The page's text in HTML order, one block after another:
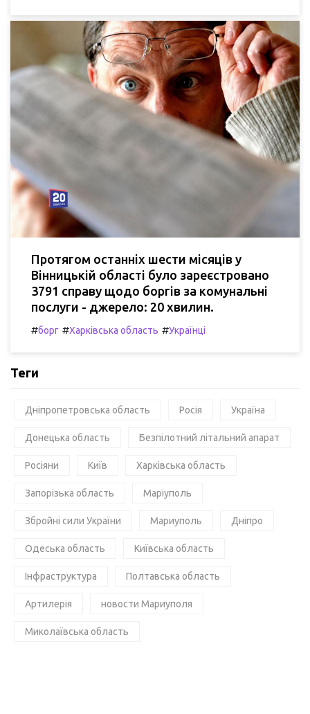
Протягом останніх шести місяців у
Вінницькій області було зареєстровано
3791 справу щодо боргів за комунальні
послуги - джерело: 20 хвилин.
#борг #Харківська область #Українці
Теги
Дніпропетровська область Росія Україна
Донецька область Безпілотний літальний апарат
Росіяни Київ Харківська область
Запорізька область Маріуполь
Збройні сили України Мариуполь Дніпро
Одеська область Київська область
Інфраструктура Полтавська область
Артилерія новости Мариуполя
Миколаївська область